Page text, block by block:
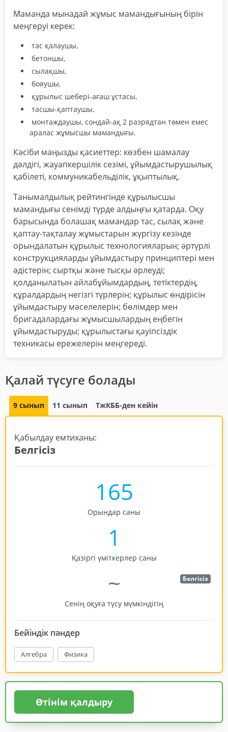
Маманда мынадай жұмыс мамандығының бірін
меңгеруі керек:
тас қалаушы,
бетоншы,
сылақшы,
бояушы,
құрылыс шебері-ағаш ұстасы,
тасшы-қаптаушы,
монтаждаушы, сондай-ақ 2 разрядтан төмен емес
аралас жұмысшы мамандығы.
Кәсіби маңызды қасиеттер: көзбен шамалау
дәлдігі, жауапкершілік сезімі, ұйымдастырушылық
қабілеті, коммуникабельділік, ұқыптылық.
Танымалдылық рейтингінде құрылысшы
мамандығы сенімді түрде алдыңғы қатарда. Оқу
барысында болашақ мамандар тас, сылақ және
қаптау-тақталау жұмыстарын жүргізу кезінде
орындалатын құрылыс технологияларын; әртүрлі
конструкцияларды ұйымдастыру принциптері мен
әдістерін; сыртқы және тысқы әрлеуді;
қолданылатын айлабұйымдардың, тетіктердің,
құралдардың негізгі түрлерін; құрылыс өндірісін
ұйымдастыру мәселелерін; бөлімдер мен
бригадалардағы жұмысшылардың еңбегін
ұйымдастыруды; құрылыстағы қауіпсіздік
техникасы ережелерін меңгереді.
Қалай түсуге болады
9 сынып 11 сынып ТжКББ-ден кейін
Қабылдау емтиханы:
Белгісіз
165
Орындар саны
1
Қазіргі үміткерлер саны
~
Сенің оқуға түсу мүмкіндігің
Белгісіз
Бейіндік пәндер
Алгебра Физика
Өтінім қалдыру